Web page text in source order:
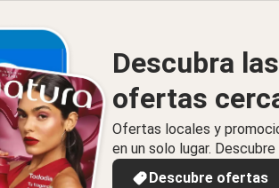
Descubra
ofertas
Ofertas locales y
en un solo lugar.
Descubre ofertas